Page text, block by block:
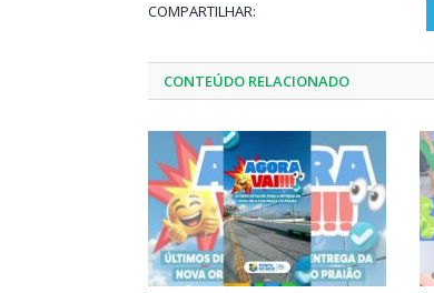
COMPARTILHAR:
CONTEÚDO RELACIONADO